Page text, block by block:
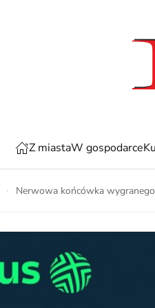
Z miastaW gospodarce
Nerwowa końcówka